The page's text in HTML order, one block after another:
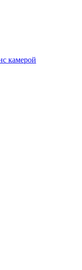
с камерой